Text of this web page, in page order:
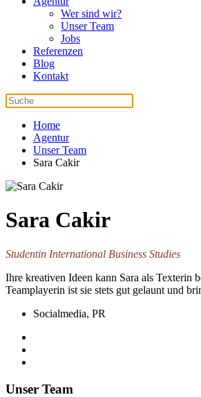
Wer sind wir?
Unser Team
Jobs
Referenzen
Blog
Kontakt
Home
Agentur
Unser Team
Sara Cakir
Sara Cakir
Studentin International Business Studies
Ihre kreativen Ideen kann Sara als Texterin
Teamplayerin ist sie stets gut gelaunt und
Socialmedia, PR
Unser Team